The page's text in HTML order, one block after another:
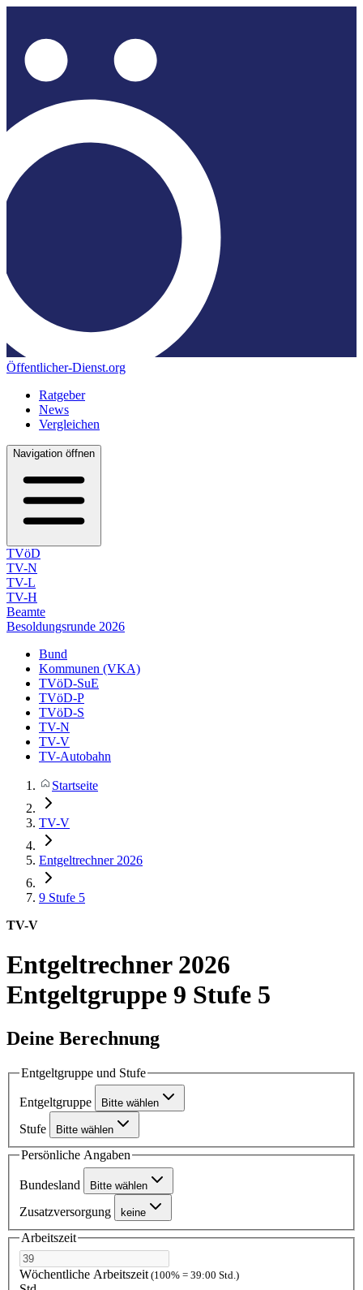
Öffentlicher-Dienst.org
Ratgeber
News
Vergleichen
Navigation öffnen
TVöD
TV-N
TV-L
TV-H
Beamte
Besoldungsrunde 2026
Bund
Kommunen (VKA)
TVöD-SuE
TVöD-P
TVöD-S
TV-N
TV-V
TV-Autobahn
Startseite
TV-V
Entgeltrechner 2026
9 Stufe 5
TV-V
Entgeltrechner 2026
Entgeltgruppe 9 Stufe 5
Deine Berechnung
Entgeltgruppe und Stufe
Entgeltgruppe Bitte wählen
Stufe Bitte wählen
Persönliche Angaben
Bundesland Bitte wählen
Zusatzversorgung keine
Arbeitszeit
Wöchentliche Arbeitszeit (100% = 39:00 Std.)